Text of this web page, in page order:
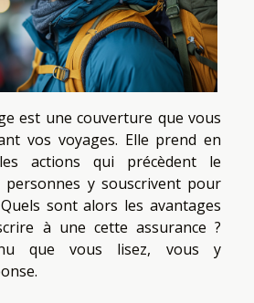
est une couverture que vous
vos voyages. Elle prend en
actions qui précèdent le
personnes y souscrivent pour
sont alors les avantages
à une cette assurance ?
que vous lisez, vous y